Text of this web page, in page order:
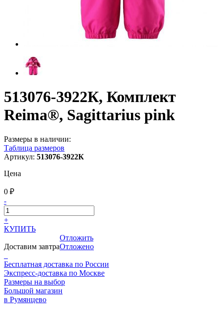
513076-3922К, Комплект
Reima®, Sagittarius pink
Размеры в наличии:
Таблица размеров
Артикул: 513076-3922К
Цена
0 ₽
-
+
КУПИТЬ
Доставим завтра
Отложить
Отложено
Бесплатная доставка по России
Экспресс-доставка по Москве
Размеры на выбор
Большой магазин
в Румянцево